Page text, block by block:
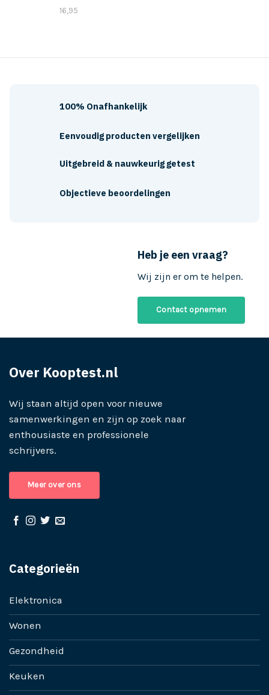
16,95
Heb je een vraag?
Wij zijn er om te helpen.
Contact opnemen
100% Onafhankelijk
Eenvoudig producten vergelijken
Uitgebreid & nauwkeurig getest
Objectieve beoordelingen
Over Kooptest.nl
Wij staan altijd open voor nieuwe
samenwerkingen en zijn op zoek naar
enthousiaste en professionele
schrijvers.
Meer over ons
Categorieën
Elektronica
Wonen
Gezondheid
Keuken